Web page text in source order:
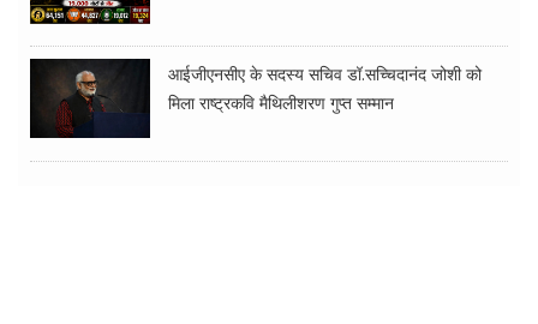
आईजीएनसीए के सदस्य सचिव डॉ.सच्चिदानंद जोशी को
मिला राष्ट्रकवि मैथिलीशरण गुप्त सम्मान